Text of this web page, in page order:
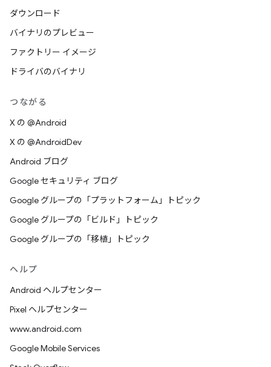
ダウンロード
バイナリのプレビュー
ファクトリー イメージ
ドライバのバイナリ
つながる
X の @Android
X の @AndroidDev
Android ブログ
Google セキュリティ ブログ
Google グループの「プラットフォーム」トピック
Google グループの「ビルド」トピック
Google グループの「移植」トピック
ヘルプ
Android ヘルプセンター
Pixel ヘルプセンター
www.android.com
Google Mobile Services